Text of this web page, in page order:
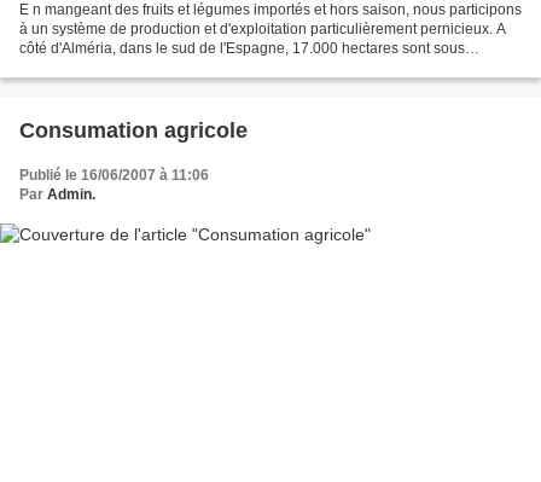
E n mangeant des fruits et légumes importés et hors saison, nous participons
à un système de production et d'exploitation particulièrement pernicieux. A
côté d'Alméria, dans le sud de l'Espagne, 17.000 hectares sont sous
Consumation agricole
Publié le 16/06/2007 à 11:06
Par Admin.